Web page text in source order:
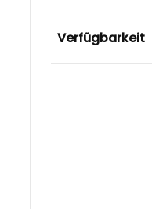
Verfügbarkeit